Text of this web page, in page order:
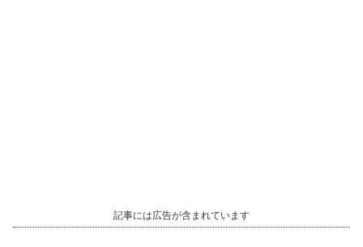
記事には広告が含まれています